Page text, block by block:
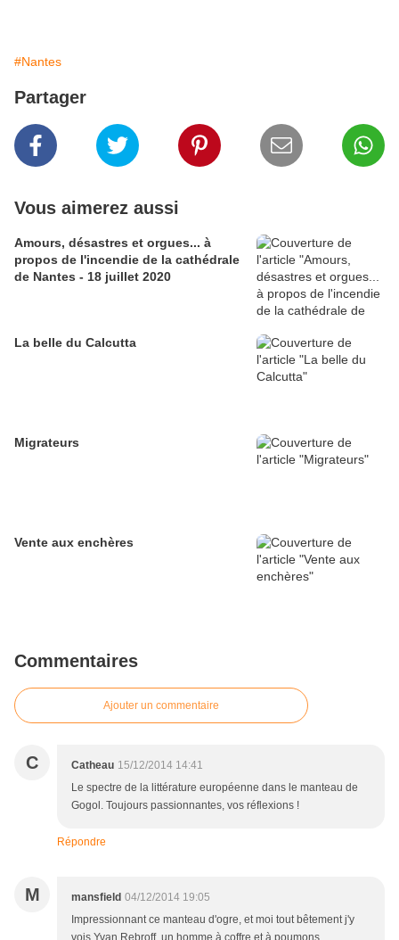
#Nantes
Partager
Vous aimerez aussi
Amours, désastres et orgues... à
propos de l'incendie de la cathédrale
de Nantes - 18 juillet 2020
La belle du Calcutta
Migrateurs
Vente aux enchères
Commentaires
Ajouter un commentaire
C Catheau 15/12/2014 14:41
Le spectre de la littérature européenne dans le manteau de
Gogol. Toujours passionnantes, vos réflexions !
Répondre
M mansfield 04/12/2014 19:05
Impressionnant ce manteau d'ogre, et moi tout bêtement j'y
vois Yvan Rebroff, un homme à coffre et à poumons...